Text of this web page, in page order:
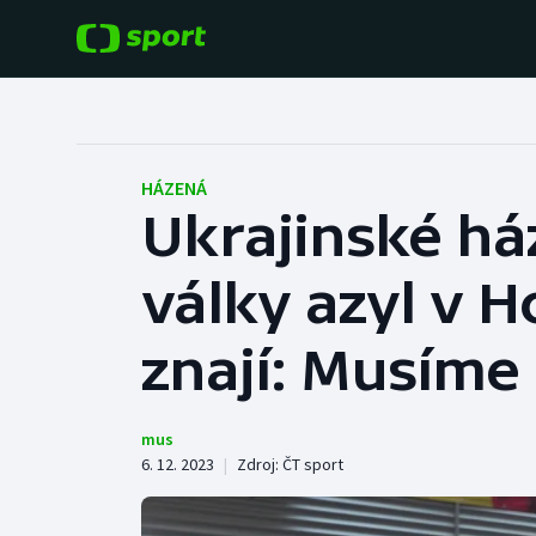
Fotbal
Tenis
Baseball a softbal
Basketbal
Biatlon
HÁZENÁ
Ukrajinské
války azyl v
znají:
mus
6. 12. 2023 | Zdroj: ČT sport